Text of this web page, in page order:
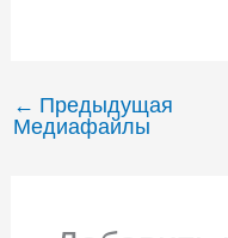
← Предыдущая
Медиафайлы